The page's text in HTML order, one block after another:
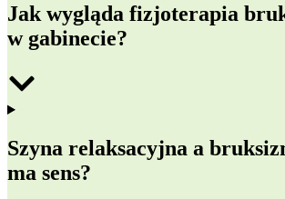
Jak wygląda fizjoterapia
w gabinecie?
Szyna relaksacyjna a
ma sens?